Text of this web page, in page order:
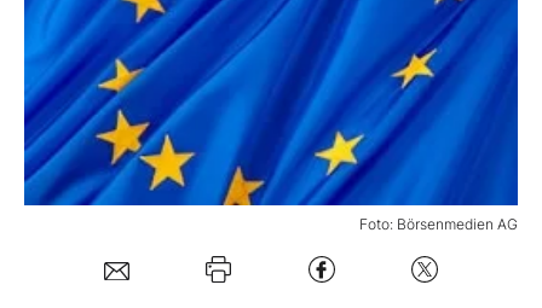
Abo & Shop
BO-Musterdepots
Experten
Foto: Börsenmedien AG